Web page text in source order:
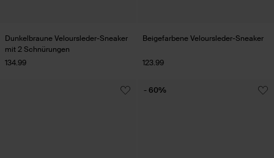
Dunkelbraune Veloursleder-Sneaker
mit 2 Schnürungen
134.99
Beigefarbene Veloursleder-Sneaker
123.99
- 60%